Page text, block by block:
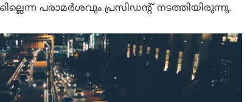
പരാമർശവും പ്രസിഡന്റ് നടത്തിയിരുന്നു.